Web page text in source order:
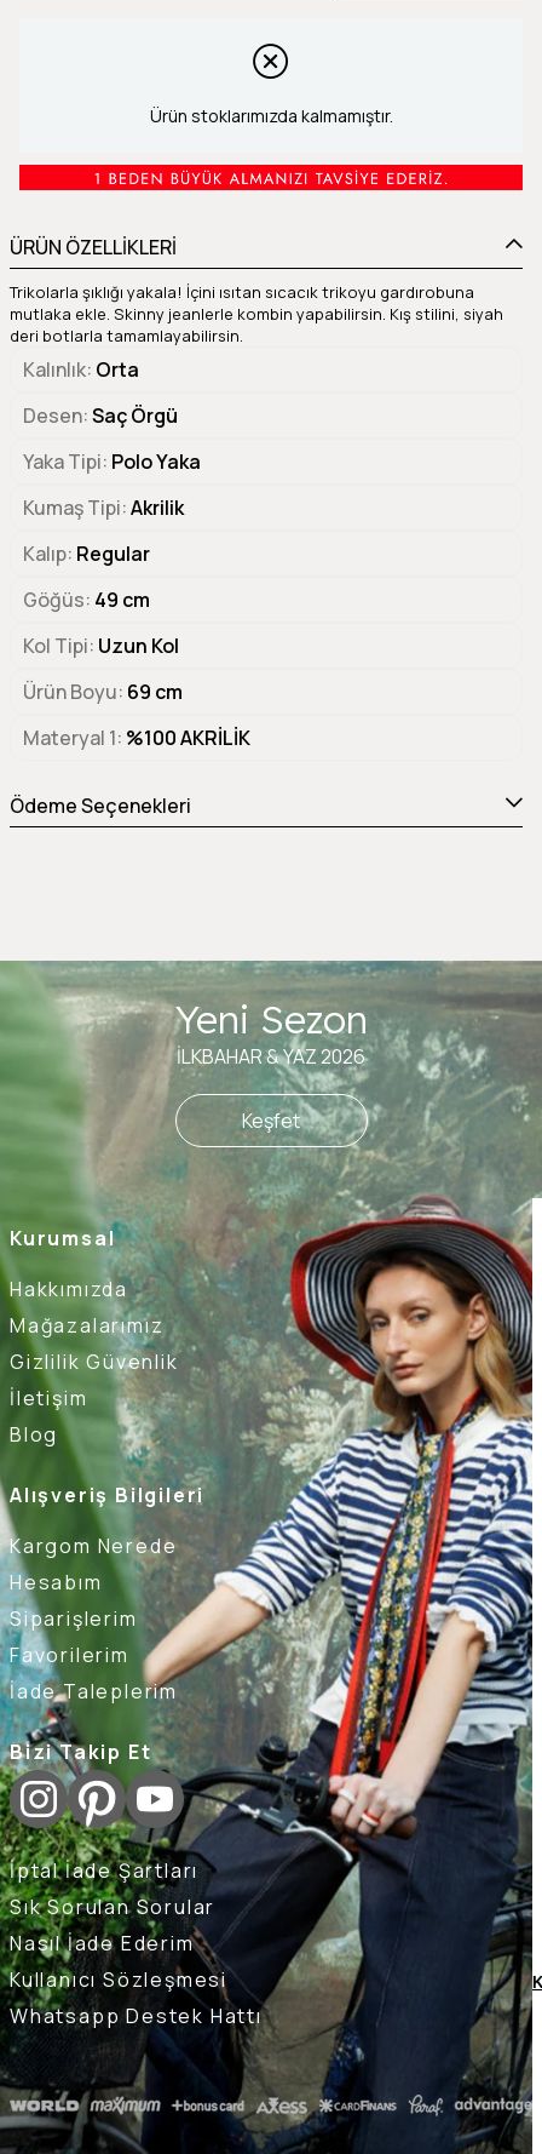
Ürün stoklarımızda kalmamıştır.
ÜRÜN ÖZELLİKLERİ
Trikolarla şıklığı yakala! İçini ısıtan sıcacık trikoyu gardırobuna
mutlaka ekle. Skinny jeanlerle kombin yapabilirsin. Kış stilini, siyah
deri botlarla tamamlayabilirsin.
Kalınlık Orta
Desen Saç Örgü
Yaka Tipi Polo Yaka
Kumaş Tipi Akrilik
Kalıp Regular
Göğüs 49 cm
Kol Tipi Uzun Kol
Ürün Boyu 69 cm
Materyal 1 %100 AKRİLİK
Ödeme Seçenekleri
Kurumsal
Hakkımızda
Mağazalarımız
Gizlilik Güvenlik
İletişim
Blog
Alışveriş Bilgileri
Kargom Nerede
Hesabım
Siparişlerim
Favorilerim
İade Taleplerim
Bizi Takip Et
İptal İade Şartları
Sık Sorulan Sorular
Nasıl İade Ederim
Kullanıcı Sözleşmesi
Whatsapp Destek Hattı
Yeni Sezon
İLKBAHAR & YAZ 2026
Keşfet